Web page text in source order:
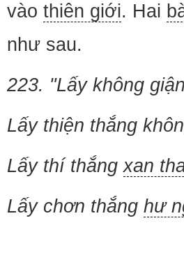
vào thiên giới. Hai
như sau.
223. "Lấy không
Lấy thiện thắng
Lấy thí thắngxan
Lấy chơn thắng hư